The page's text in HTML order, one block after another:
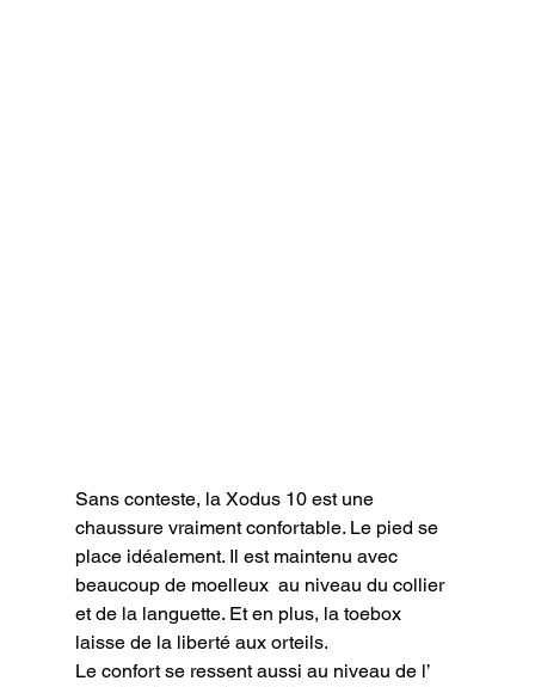
Sans conteste, la Xodus 10 est une
chaussure vraiment confortable. Le pied se
place idéalement. Il est maintenu avec
beaucoup de moelleux  au niveau du collier
et de la languette. Et en plus, la toebox
laisse de la liberté aux orteils.
Le confort se ressent aussi au niveau de l’